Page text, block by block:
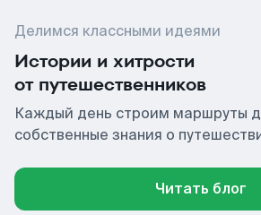
Делимся классными идеями
Истории и хитрости
от путешественников
Каждый день строим маршруты
собственные знания о
Читать блог